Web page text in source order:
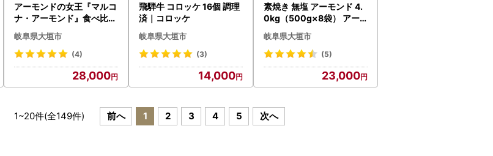
アーモンドの女王『マルコ
ナ・アーモンド』食べ比べ
セット
岐阜県大垣市
(4)
28,000
飛騨牛 コロッケ 16個 調理
済｜コロッケ
岐阜県大垣市
(3)
14,000
素焼き 無塩 アーモンド 4.
0kg（500g×8袋） アー
モンド
岐阜県大垣市
(5)
23,000
1~20件(全149件) 前へ 1 2 3 4 5 次へ